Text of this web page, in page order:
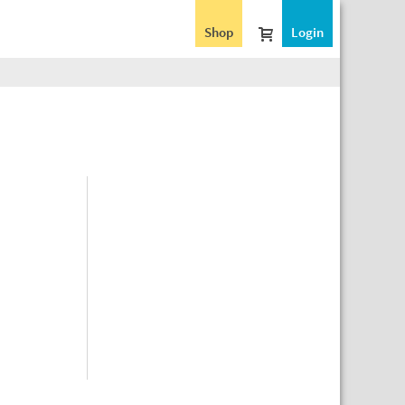
Login
Shop